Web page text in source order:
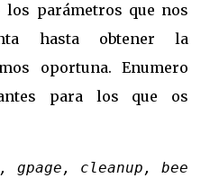
parámetros que nos
hasta obtener la
oportuna. Enumero
para los que os
gpage, cleanup,